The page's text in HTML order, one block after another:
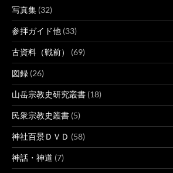
写真集 (32)
参拝ガイド他 (33)
古資料（戦前） (69)
図録 (26)
山岳宗教史研究叢書 (18)
民衆宗教史叢書 (5)
神社百景ＤＶＤ (58)
神話・神道 (7)